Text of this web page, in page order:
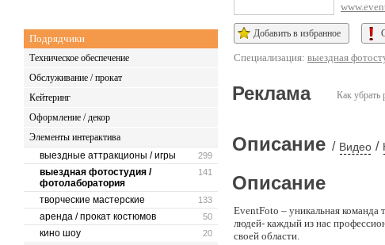
Подрядчики
Техническое обеспечение
Обслуживание / прокат
Кейтеринг
Оформление / декор
Элементы интерактива
299
выездные аттракционы / игры
141
выездная фотостудия /
фотолаборатория
133
творческие мастерские
50
аренда / прокат костюмов
20
кино шоу
Добавить в избранное
Специализация: выездная
Как убрать
Реклама
Описание / Видео /
Описание
EventFoto – уникальная команда
людей- каждый из нас
своей области.